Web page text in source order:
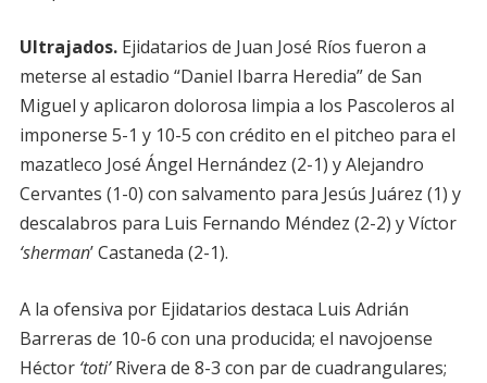
Ultrajados.Ejidatarios de Juan José Ríos fueron a
meterse al estadio “Daniel Ibarra Heredia” de San
Miguel y aplicaron dolorosa limpia a los Pascoleros al
imponerse 5-1 y 10-5 con crédito en el pitcheo para el
mazatleco José Ángel Hernández (2-1) y Alejandro
Cervantes (1-0) con salvamento para Jesús Juárez (1) y
descalabros para Luis Fernando Méndez (2-2) y Víctor
‘sherman’ Castaneda (2-1).
A la ofensiva por Ejidatarios destaca Luis Adrián
Barreras de 10-6 con una producida; el navojoense
Héctor ‘toti’Rivera de 8-3 con par de cuadrangulares;